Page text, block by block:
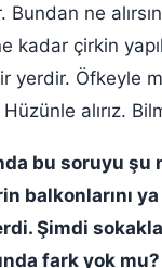
Bundan ne
kadar çirkin
yerdir. Öfkeyle
Hüzünle alırız.
bu soruyu şu
balkonlarını
Şimdi
fark yok mu?